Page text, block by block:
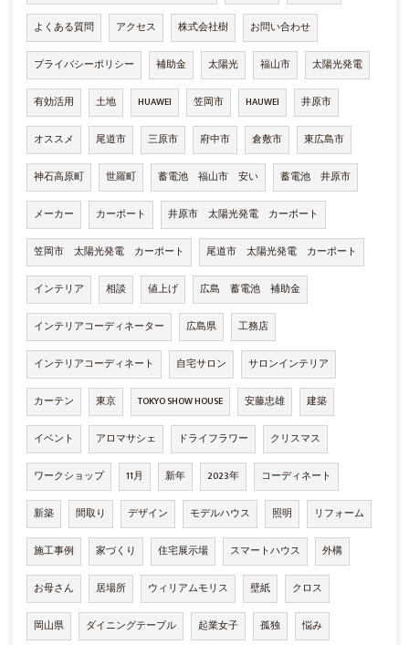
よくある質問 アクセス 株式会社樹 お問い合わせ
プライバシーポリシー 補助金 太陽光 福山市 太陽光発電
有効活用 土地 HUAWEI 笠岡市 HAUWEI 井原市
オススメ 尾道市 三原市 府中市 倉敷市 東広島市
神石高原町 世羅町 蓄電池 福山市 安い 蓄電池 井原市
メーカー カーポート 井原市 太陽光発電 カーポート
笠岡市 太陽光発電 カーポート 尾道市 太陽光発電 カーポート
インテリア 相談 値上げ 広島 蓄電池 補助金
インテリアコーディネーター 広島県 工務店
インテリアコーディネート 自宅サロン サロンインテリア
カーテン 東京 TOKYO SHOW HOUSE 安藤忠雄 建築
イベント アロマサシェ ドライフラワー クリスマス
ワークショップ 11月 新年 2023年 コーディネート
新築 間取り デザイン モデルハウス 照明 リフォーム
施工事例 家づくり 住宅展示場 スマートハウス 外構
お母さん 居場所 ウィリアムモリス 壁紙 クロス
岡山県 ダイニングテーブル 起業女子 孤独 悩み